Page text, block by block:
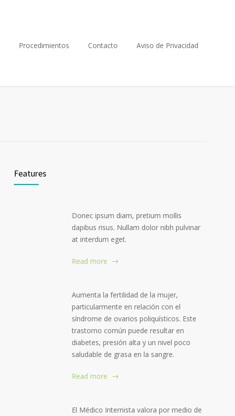
Procedimientos Contacto Aviso de Privacidad
Features
Donec ipsum diam, pretium mollis
dapibus risus. Nullam dolor nibh pulvinar
at interdum eget.
Read more
Aumenta la fertilidad de la mujer,
particularmente en relación con el
síndrome de ovarios poliquísticos. Este
trastorno común puede resultar en
diabetes, presión alta y un nivel poco
saludable de grasa en la sangre.
Read more
El Médico Internista valora por medio de